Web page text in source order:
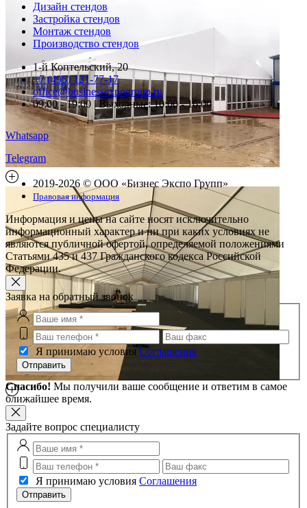
Дизайн стендов
Застройка стендов
Монтаж стендов
Производство стендов
1-й Коптельский, 20
+7 (495) 121-77-17
office@businessexpogroup.ru
09:00 - 19:00 | Выходные: 10:00 - 16:00
Whatsapp
Telegram
2019-2026 © ООО «Бизнес Экспо Групп»
Правовая информация
Информация и цены на сайте носят исключительно
информационный характер и ни при каких условиях не
являются публичной офертой, определяемой положениями
Статьями 435 и 437 Гражданского кодекса Российской
Федерации.
Заявка на обратный звонок
Я принимаю условия Соглашения
Отправить
Спасибо! Мы получили ваше сообщение и ответим в самое
ближайшее время.
Задайте вопрос специалисту
Я принимаю условия Соглашения
Отправить